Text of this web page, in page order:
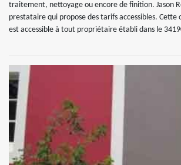
traitement, nettoyage ou encore de finition. Jason
prestataire qui propose des tarifs accessibles.
est accessible à tout propriétaire établi dans le